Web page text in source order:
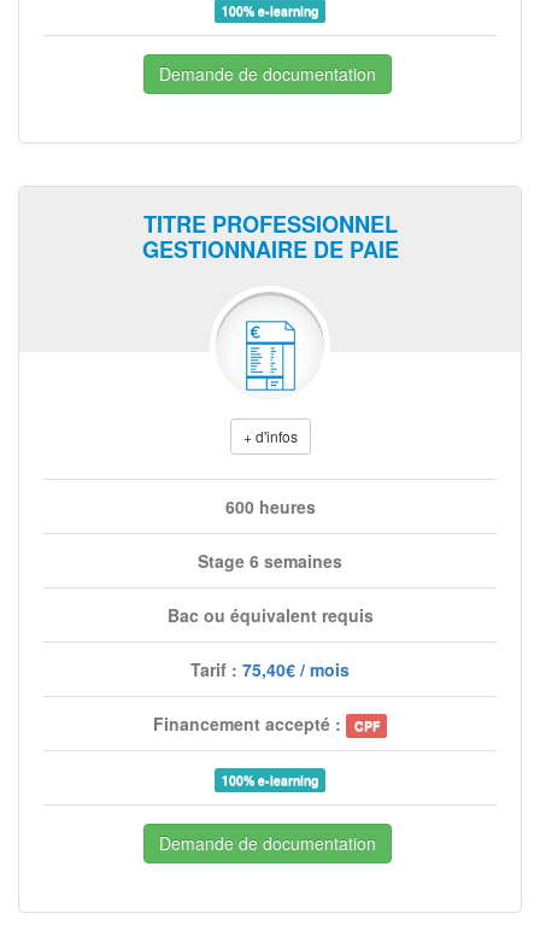
100% e-learning
Demande de documentation
TITRE PROFESSIONNEL
GESTIONNAIRE DE PAIE
+ d'infos
600 heures
Stage 6 semaines
Bac ou équivalent requis
Tarif : 75,40€ / mois
Financement accepté : CPF
100% e-learning
Demande de documentation